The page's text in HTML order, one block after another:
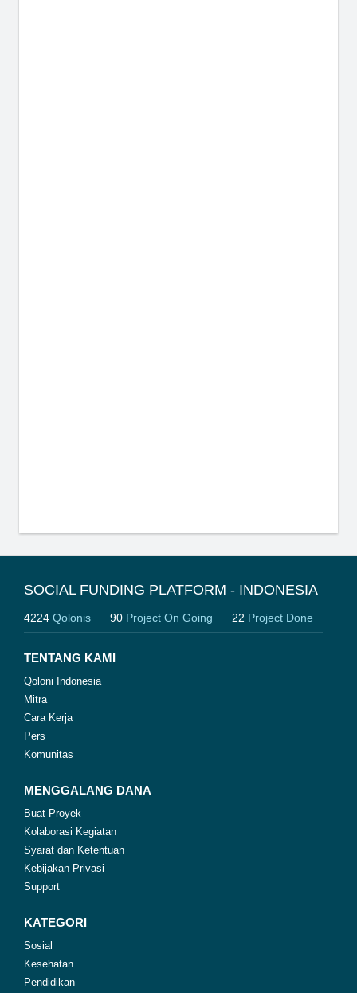
SOCIAL FUNDING PLATFORM - INDONESIA
4224 Qolonis 90 Project On Going 22 Project Done
TENTANG KAMI
Qoloni Indonesia
Mitra
Cara Kerja
Pers
Komunitas
MENGGALANG DANA
Buat Proyek
Kolaborasi Kegiatan
Syarat dan Ketentuan
Kebijakan Privasi
Support
KATEGORI
Sosial
Kesehatan
Pendidikan